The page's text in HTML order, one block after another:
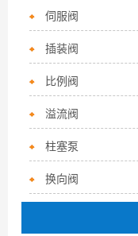
伺服阀
插装阀
比例阀
溢流阀
柱塞泵
换向阀